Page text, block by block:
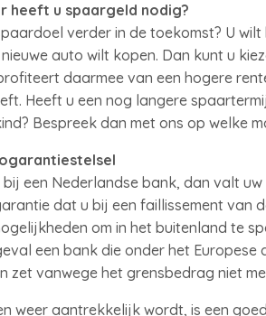
heeft u spaargeld nodig?
verder in de toekomst? U
auto wilt kopen. Dan kunt u
daarmee van een hogere
Heeft u een nog langere
Bespreek dan met ons op welke
een Nederlandse bank, dan valt
dat u bij een faillissement van
om in het buitenland te
een bank die onder het
zet vanwege het grensbedrag niet
weer aantrekkelijk wordt, is een